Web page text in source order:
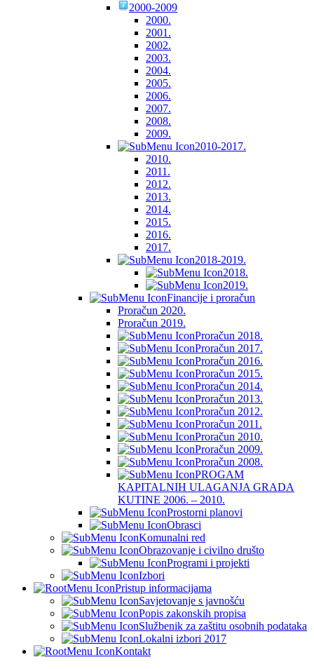
2000-2009
2000.
2001.
2002.
2003.
2004.
2005.
2006.
2007.
2008.
2009.
2010-2017.
2010.
2011.
2012.
2013.
2014.
2015.
2016.
2017.
2018-2019.
2018.
2019.
Financije i proračun
Proračun 2020.
Proračun 2019.
Proračun 2018.
Proračun 2017.
Proračun 2016.
Proračun 2015.
Proračun 2014.
Proračun 2013.
Proračun 2012.
Proračun 2011.
Proračun 2010.
Proračun 2009.
Proračun 2008.
PROGAM
KAPITALNIH ULAGANJA GRADA
KUTINE 2006. – 2010.
Prostorni planovi
Obrasci
Komunalni red
Obrazovanje i civilno društo
Programi i projekti
Izbori
Pristup informacijama
Savjetovanje s javnošću
Popis zakonskih propisa
Službenik za zaštitu osobnih podataka
Lokalni izbori 2017
Kontakt